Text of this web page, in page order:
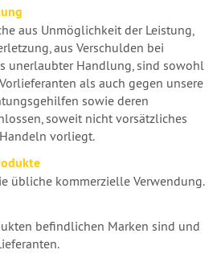
aus Unmöglichkeit der Leistung,
aus Verschulden bei
unerlaubter Handlung, sind sowohl
als auch gegen unsere
sowie deren
soweit nicht vorsätzliches
vorliegt.
übliche kommerzielle Verwendung.
befindlichen Marken sind und